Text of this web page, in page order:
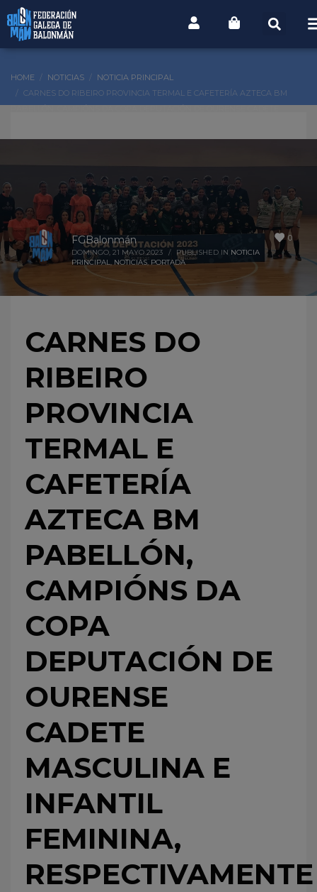
HOME NOTICIAS
NOTICIA PRINCIPAL
CARNES DO RIBEIRO PROVINCIA TERMAL E CAFETERÍA AZTECA BM
0
FGBalonmán
DOMINGO, 21 MAYO 2023 / PUBLISHED IN NOTICIA
PRINCIPAL, NOTICIAS, PORTADA
CARNES DO
RIBEIRO
PROVINCIA
TERMAL E
CAFETERÍA
AZTECA BM
PABELLÓN,
CAMPIÓNS DA
COPA
DEPUTACIÓN DE
OURENSE
CADETE
MASCULINA E
INFANTIL
FEMININA,
RESPECTIVAMENTE